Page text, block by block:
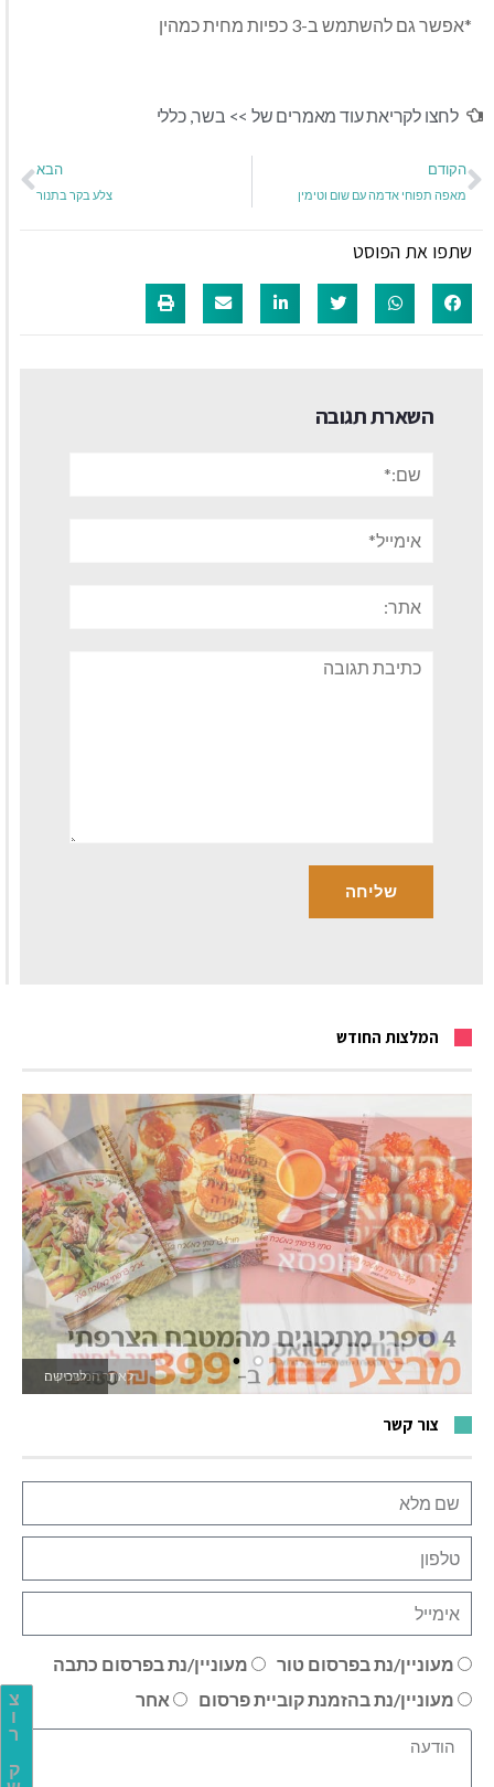
צ
ו
ר
ק
*אפשר גם להשתמש ב-3 כפיות מחית כמהין
לחצו לקריאת עוד מאמרים של >> בשר,כללי
הקודם
מאפה תפוחי אדמה עם שום וטימין
הבא
צלע בקר בתנור
שתפו את הפוסט
השארת תגובה
תגובה
המלצות החודש
לאתר המשחקים
צור קשר
מעוניין/נת בפרסום טור
מעוניין/נת בפרסום כתבה
מעוניין/נת בהזמנת קוביית פרסום
אחר